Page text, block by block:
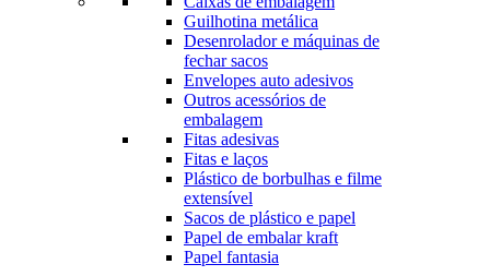
Guilhotina metálica
Desenrolador e máquinas de
fechar sacos
Envelopes auto adesivos
Outros acessórios de
embalagem
Fitas adesivas
Fitas e laços
Plástico de borbulhas e filme
extensível
Sacos de plástico e papel
Papel de embalar kraft
Papel fantasia